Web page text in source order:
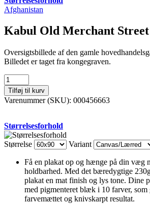
Afghanistan
Kabul Old Merchant Street
Oversigtsbillede af den gamle
Billedet er taget fra kongegraven.
Kabul
Old
Merchant
Street
Tilføj til kurv
Varenummer (SKU): 000456663
Størrelsesforhold
Størrelse Variant
Få en plakat op og hænge på din væg
holdbarhed. Med det bæredygtige
plakat en mat finish og lys tone. Dine
med pigmenteret blæk i 10 farver, som
farvemættet og knivskarpt resultat.